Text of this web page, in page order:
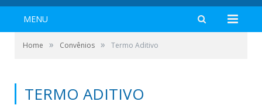
MENU
Home » Convênios » Termo Aditivo
TERMO ADITIVO